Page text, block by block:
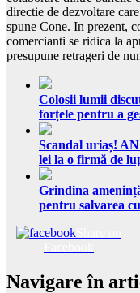
directie de dezvoltare
spune Cone. In prezent,
comercianti se ridica la
presupune retrageri de
Colosii lumii
forțele pentru a
Scandal uriaș!
lei la o firmă de
Grindina
pentru salvarea
Navigare în